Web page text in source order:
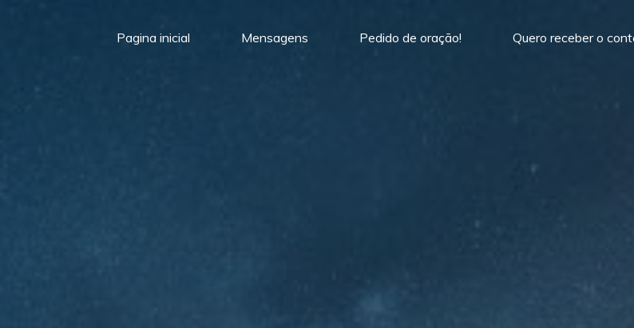
Pagina inicial Mensagens Pedido de oração! Quero receber o